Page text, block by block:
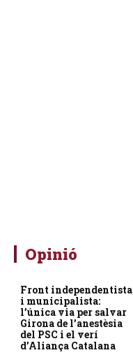
Opinió
Front independentista
i municipalista:
l’única via per salvar
Girona de l’anestèsia
del PSC i el verí
d’Aliança Catalana